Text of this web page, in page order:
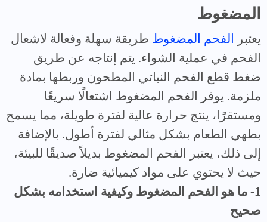
المضغوط
يعتبر الفحم المضغوط طريقة سهلة وفعالة لاشعال
الفحم في عملية الشواء. يتم إنتاجه عن طريق
ضغط قطع الفحم النباتي المطحون وربطها بمادة
ملزمة. يوفر الفحم المضغوط اشتعالًا سريعًا
ومستقرًا، ينتج حرارة عالية لفترة طويلة، مما يسمح
بطهي الطعام بشكل مثالي لفترة أطول. بالإضافة
إلى ذلك، يعتبر الفحم المضغوط بديلاً صديقًا للبيئة،
حيث لا يحتوي على مواد كيميائية ضارة.
1- ما هو الفحم المضغوط وكيفية استخدامه بشكل
صحيح